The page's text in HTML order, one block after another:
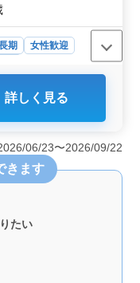
て頂ける方のご応募
期
女性歓迎
ライベートとの両
すい職場で、長く
る業務＞ 会計
い業務に携わり、
リアアップも＞
、スキルアップの
高められます。
詳しく見る
06/23〜2026/09/22
きます
たい